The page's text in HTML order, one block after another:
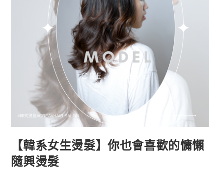
【韓系女生燙髮】你也會喜歡的慵懶
隨興燙髮